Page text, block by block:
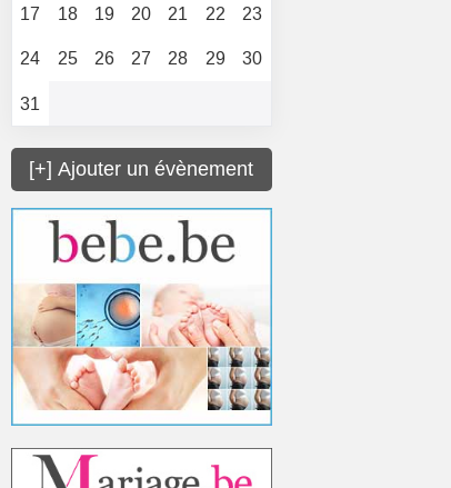
17
18 19 20 21 22
23
24
25 26 27 28 29
30
31
[+] Ajouter un évènement